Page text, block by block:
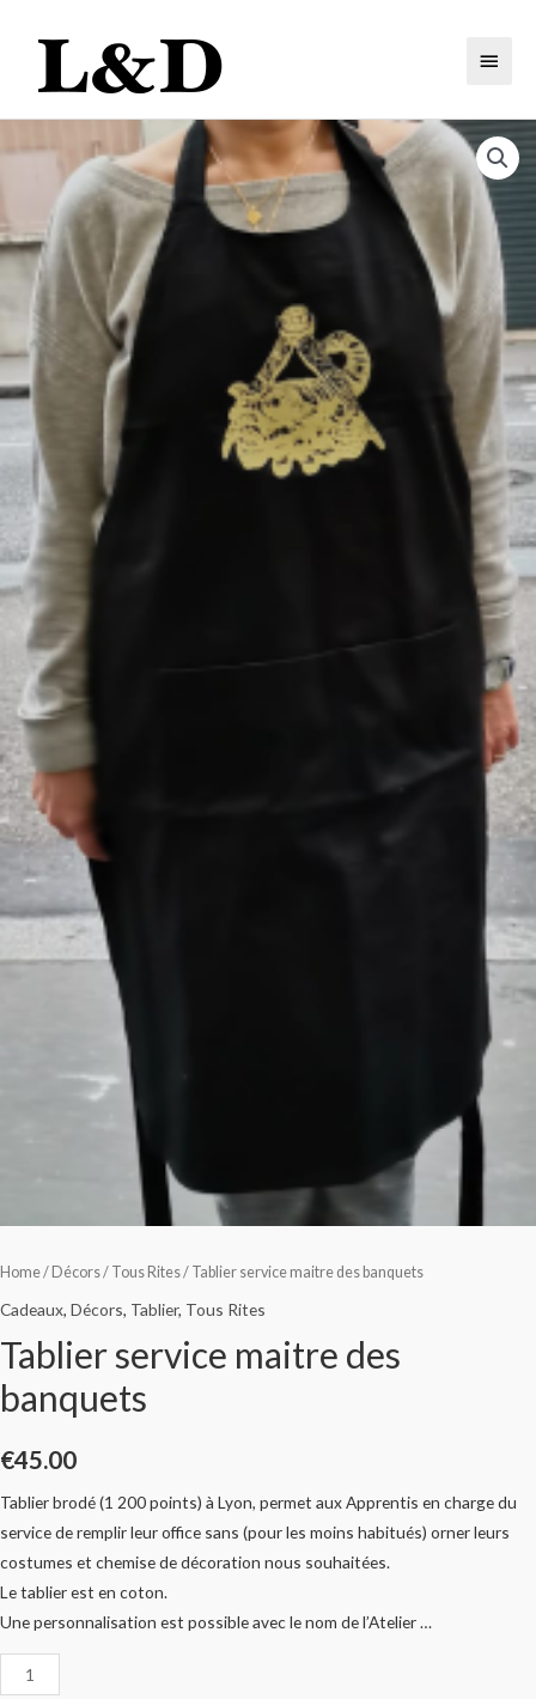
Home/ Décors/ Tous Rites/ Tablier service maitre des banquets
Cadeaux, Décors, Tablier, Tous Rites
Tablier service maitre des
banquets
€45.00
Tablier brodé (1 200 points) à Lyon, permet aux Apprentis en charge du
service de remplir leur office sans (pour les moins habitués) orner leurs
costumes et chemise de décoration nous souhaitées.
Le tablier est en coton.
Une personnalisation est possible avec le nom de l’Atelier …